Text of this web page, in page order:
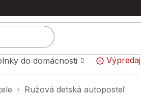
do domácnosti Výpredaj
Ružová detská autoposteľ